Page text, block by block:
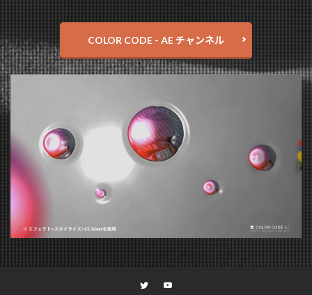
COLOR CODE - AE チャンネル